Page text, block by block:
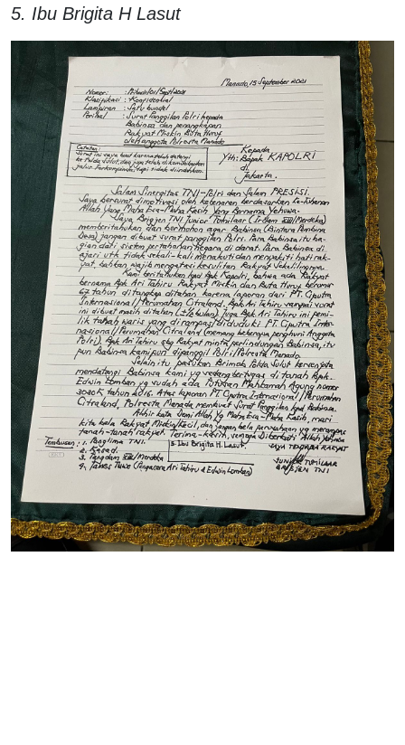
5. Ibu Brigita H Lasut